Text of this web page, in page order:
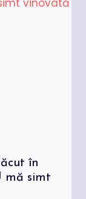
în
mă simt